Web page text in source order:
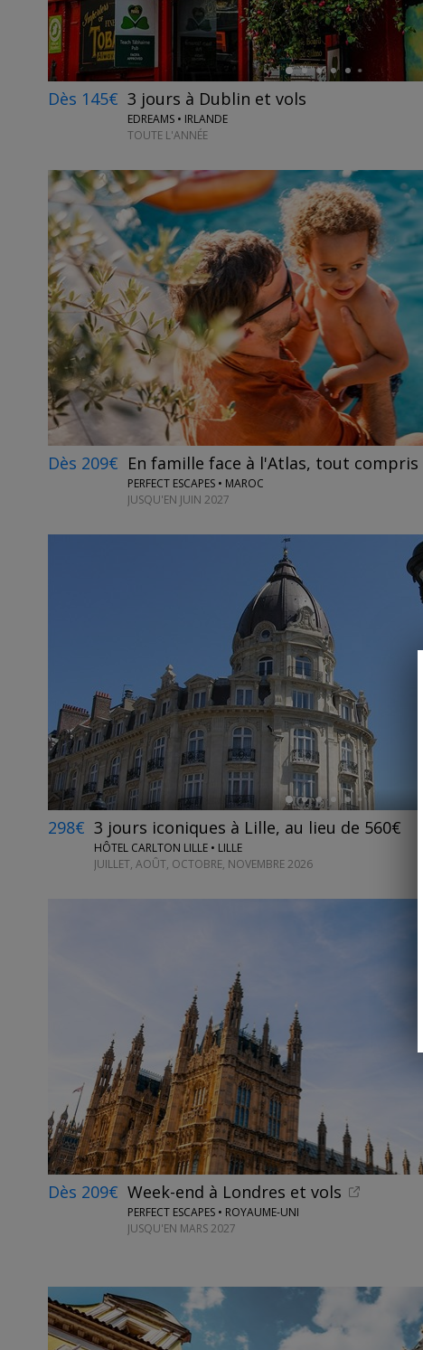
Dès 145€ 3 jours à Dublin et vols
EDREAMS • IRLANDE
TOUTE L'ANNÉE
Dès 209€ En famille face à l'Atlas, tout compris
PERFECT ESCAPES • MAROC
JUSQU'EN JUIN 2027
298€ 3 jours iconiques à Lille, au lieu de 560€
HÔTEL CARLTON LILLE • LILLE
JUILLET, AOÛT, OCTOBRE, NOVEMBRE 2026
Dès 209€ Week-end à Londres et vols
PERFECT ESCAPES • ROYAUME-UNI
JUSQU'EN MARS 2027